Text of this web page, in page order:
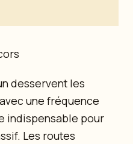
desservent les
une fréquence
indispensable pour
Les routes